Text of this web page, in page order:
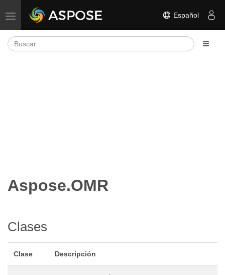
Alternar navegación Español
Aspose.OMR
Clases
Clase Descripción